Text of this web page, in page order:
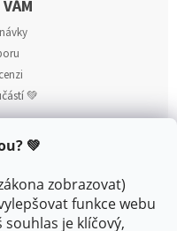
💚
zobrazovat)
funkce webu
souhlas je klíčový,
💚